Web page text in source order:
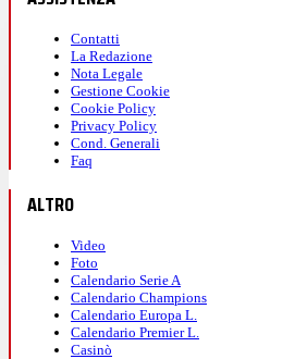
Contatti
La Redazione
Nota Legale
Gestione Cookie
Cookie Policy
Privacy Policy
Cond. Generali
Faq
ALTRO
Video
Foto
Calendario Serie A
Calendario Champions
Calendario Europa L.
Calendario Premier L.
Casinò